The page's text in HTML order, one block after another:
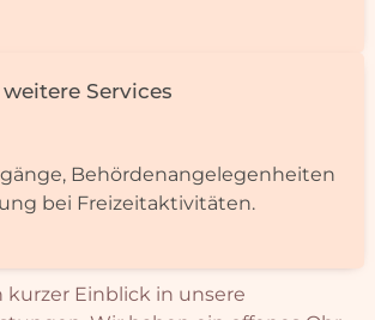
Services
Behörden­ange­le­gen­heiten
bei Freizeit­aktivitäten.
kurzer Einblick in unsere